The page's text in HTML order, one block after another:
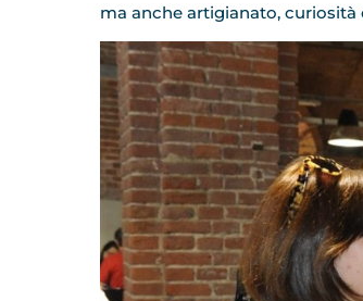
ma anche artigianato, curiosità